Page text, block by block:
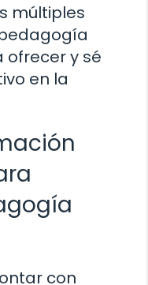
múltiples
y sé
en la
con